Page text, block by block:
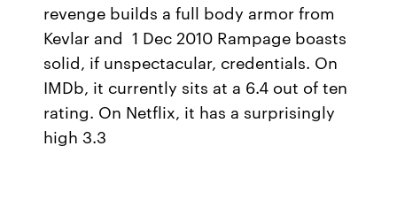
revenge builds a full body armor from
Kevlar and 1 Dec 2010 Rampage boasts
solid, if unspectacular, credentials. On
IMDb, it currently sits at a 6.4 out of ten
rating. On Netflix, it has a surprisingly
high 3.3